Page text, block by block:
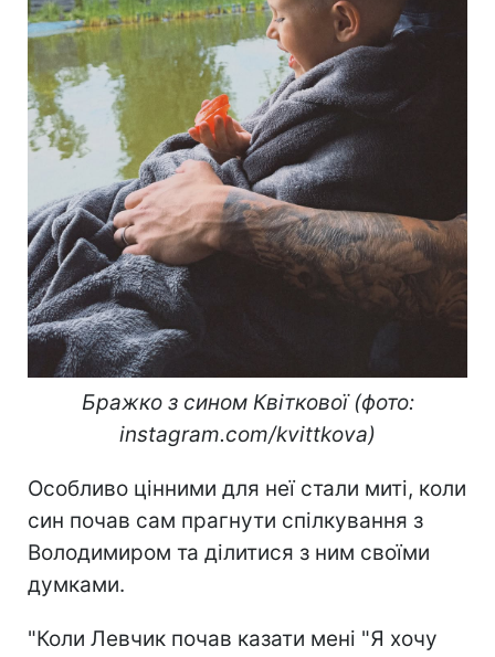
Бражко з сином Квіткової (фото:
instagram.com/kvittkova)​
Особливо цінними для неї стали миті, коли
син почав сам прагнути спілкування з
Володимиром та ділитися з ним своїми
думками.
"Коли Левчик почав казати мені "Я хочу